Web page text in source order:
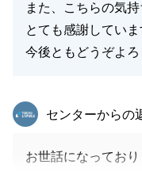
また、こちらの気
とても感謝していま
今後ともどうぞよろ
東急リバブル
センターからの
お世話になってお